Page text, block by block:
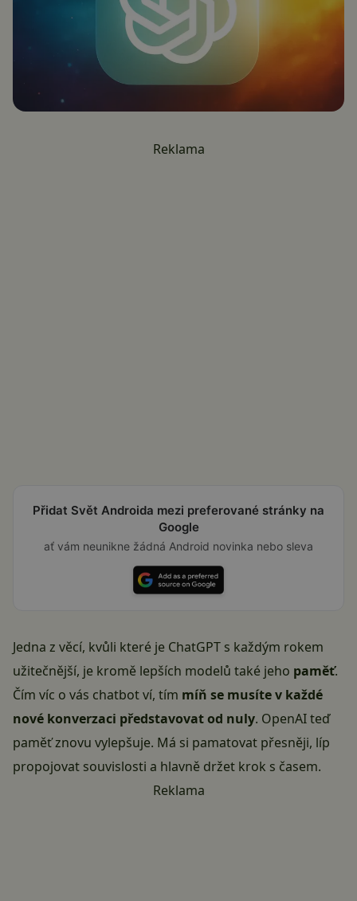
Reklama
Přidat Svět Androida mezi preferované stránky na
Google
ať vám neunikne žádná Android novinka nebo sleva
Jedna z věcí, kvůli které je ChatGPT s každým rokem
užitečnější, je kromě lepších modelů také jeho paměť.
Čím víc o vás chatbot ví, tím míň se musíte v každé
nové konverzaci představovat od nuly. OpenAI teď
paměť znovu vylepšuje. Má si pamatovat přesněji, líp
propojovat souvislosti a hlavně držet krok s časem.
Reklama